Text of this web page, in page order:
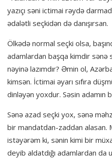
yazıçı səni ictimai rəydə
ədalətli seçkidən də danışırsan.
Ölkədə normal seçki olsa,
adamlardan başqa kimdir sənə
nəyinə lazımdır? Əmin ol,
kimsən. İctimai əyarı sıfıra
dinləyən yoxdur. Səsin adamın
Sənə azad seçki yox, sənə
bir mandatdan-zaddan alasan.
istəyərəm ki, sənin kimi bir
deyib aldatdığı adamlardan da